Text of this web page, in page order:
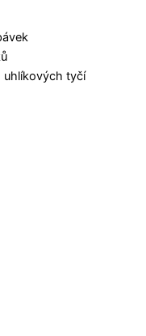
uhlíkových tyčí